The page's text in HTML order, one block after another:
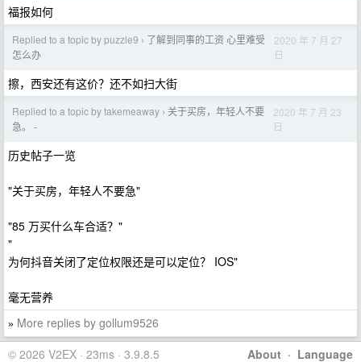
福报如何
Replied to a topic by puzzle9 › 了解到同事的工资 心里难受
怎么办
2020 年 7 月 27
日
擦，西安还有这价？还不如扫大街
Replied to a topic by takemeaway › 关于买房，年轻人不要
急。 -
2020 年 7 月 23
日
历史帖子一览
"关于买房，年轻人不要急"
"85 万买什么车合适？"
"
为何抖音关闭了定位权限还是可以定位？ IOS"
毫无营养
» More replies by gollum9526
About · Language
© 2026 V2EX · 23ms · 3.9.8.5